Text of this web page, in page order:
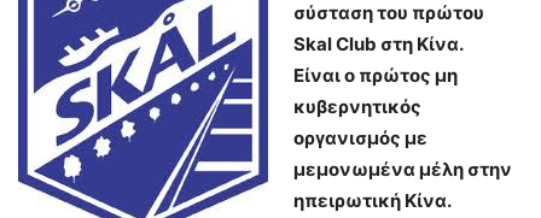
σύσταση του πρώτου
Skal Club στη Κίνα.
Είναι ο πρώτος μη
κυβερνητικός
οργανισμός με
μεμονωμένα μέλη στην
ηπειρωτική Κίνα.